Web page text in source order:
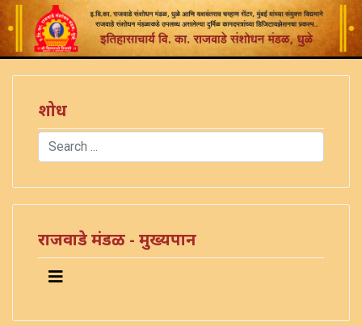
शोध
Search
राजवाडे मंडळ - मुख्यपान